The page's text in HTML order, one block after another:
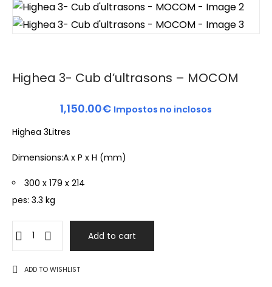
Highea 3- Cub d’ultrasons – MOCOM
1,150.00€ Impostos no inclosos
Highea 3Litres
Dimensions:A x P x H (mm)
300 x 179 x 214
pes: 3.3 kg
Add to cart
ADD TO WISHLIST